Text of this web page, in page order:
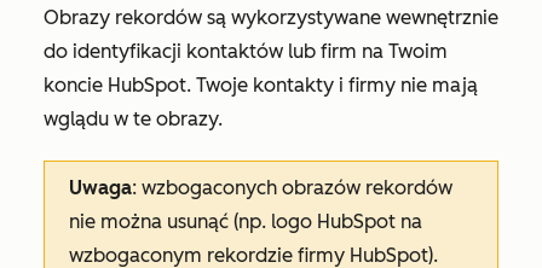
Obrazy rekordów są wykorzystywane wewnętrznie
do identyfikacji kontaktów lub firm na Twoim
koncie HubSpot. Twoje kontakty i firmy nie mają
wglądu w te obrazy.
Uwaga: wzbogaconych obrazów rekordów
nie można usunąć (np. logo HubSpot na
wzbogaconym rekordzie firmy HubSpot).